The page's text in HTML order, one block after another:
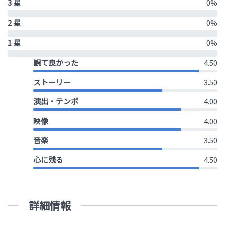
2 星
0%
1 星
0%
観て良かった
4.50
ストーリー
3.50
演出・テンポ
4.00
映像
4.00
音楽
3.50
心に残る
4.50
詳細情報